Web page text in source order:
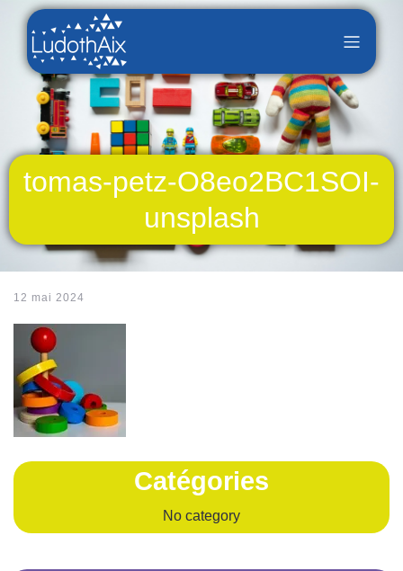
tomas-petz-O8eo2BC1SOI-
unsplash
12 mai 2024
Catégories
No category